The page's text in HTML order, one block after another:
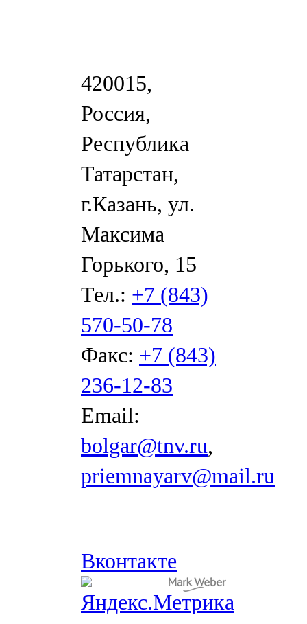
420015,
Россия,
Республика
Татарстан,
г.Казань, ул.
Максима
Горького, 15
Тел.: +7 (843)
570-50-78
Факс: +7 (843)
236-12-83
Email:
bolgar@tnv.ru,
priemnayarv@mail.ru
Вконтакте